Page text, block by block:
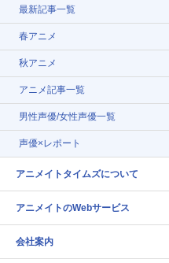
最新記事一覧
春アニメ
秋アニメ
アニメ記事一覧
男性声優/女性声優一覧
声優×レポート
アニメイトタイムズについて
アニメイトのWebサービス
会社案内